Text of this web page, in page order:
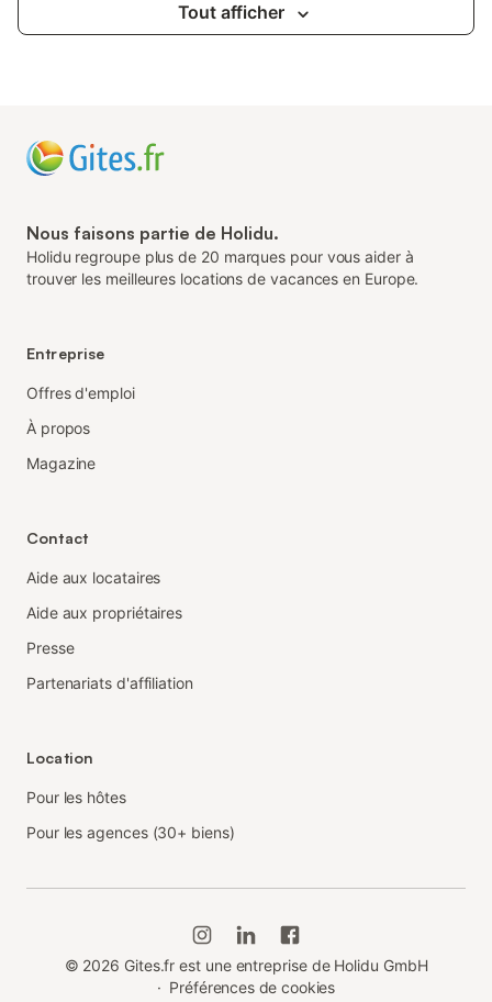
Tout afficher
Nous faisons partie de Holidu.
Holidu regroupe plus de 20 marques pour vous aider à
trouver les meilleures locations de vacances en Europe.
Entreprise
Offres d'emploi
À propos
Magazine
Contact
Aide aux locataires
Aide aux propriétaires
Presse
Partenariats d'affiliation
Location
Pour les hôtes
Pour les agences (30+ biens)
© 2026 Gites.fr est une entreprise de Holidu GmbH
· Préférences de cookies